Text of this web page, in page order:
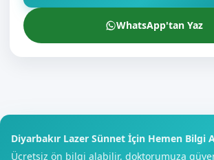
WhatsApp'tan Yaz
Diyarbakır Lazer Sünnet İçin Hemen Bilgi
Ücretsiz ön bilgi alabilir, doktorumuza